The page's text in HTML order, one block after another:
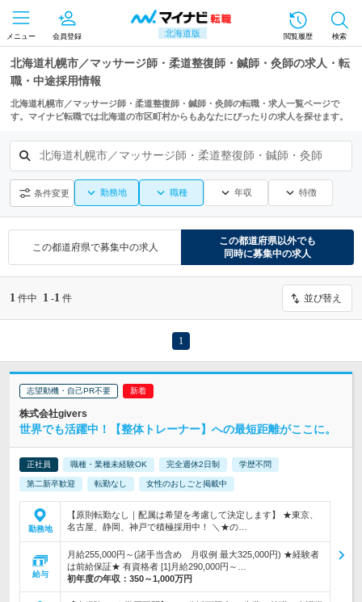
北海道版
メニュー 会員登録 閲覧履歴 検索
北海道札幌市／マッサージ師・柔道整復師・鍼師・灸師の求人・転
職・中途採用情報
北海道札幌市／マッサージ師・柔道整復師・鍼師・灸師の転職・求人一覧ページで
す。マイナビ転職では北海道の市区町村からもあなたにぴったりの求人を探せます。
北海道札幌市／マッサージ師・柔道整復師・鍼師・灸師
条件変更 勤務地 職種 年収 特徴
この都道府県で募集中の求人
この都道府県以外でも
同時に募集中の求人
1 件中 1 -1 件 並び替え
1
志望動機・自己PR不要
株式会社givers
世界でも活躍中！【整体トレーナー】への最短距離がここに。
正社員 職種・業種未経験OK 完全週休2日制 学歴不問
第二新卒歓迎 転勤なし 女性のおしごと掲載中
勤務地
【原則転勤なし｜配属は希望を考慮して決定します】 ★東京、
名古屋、静岡、神戸で積極採用中！ ＼★の…
給与
月給255,000円～(諸手当含め 月収例 最大325,000円) ★経験者
は前給保証★ 有資格者 [1]月給290,000円～…
初年度の年収： 350～1,000万円